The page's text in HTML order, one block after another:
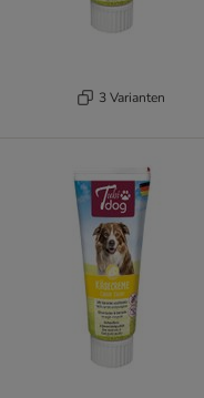
3 Varianten